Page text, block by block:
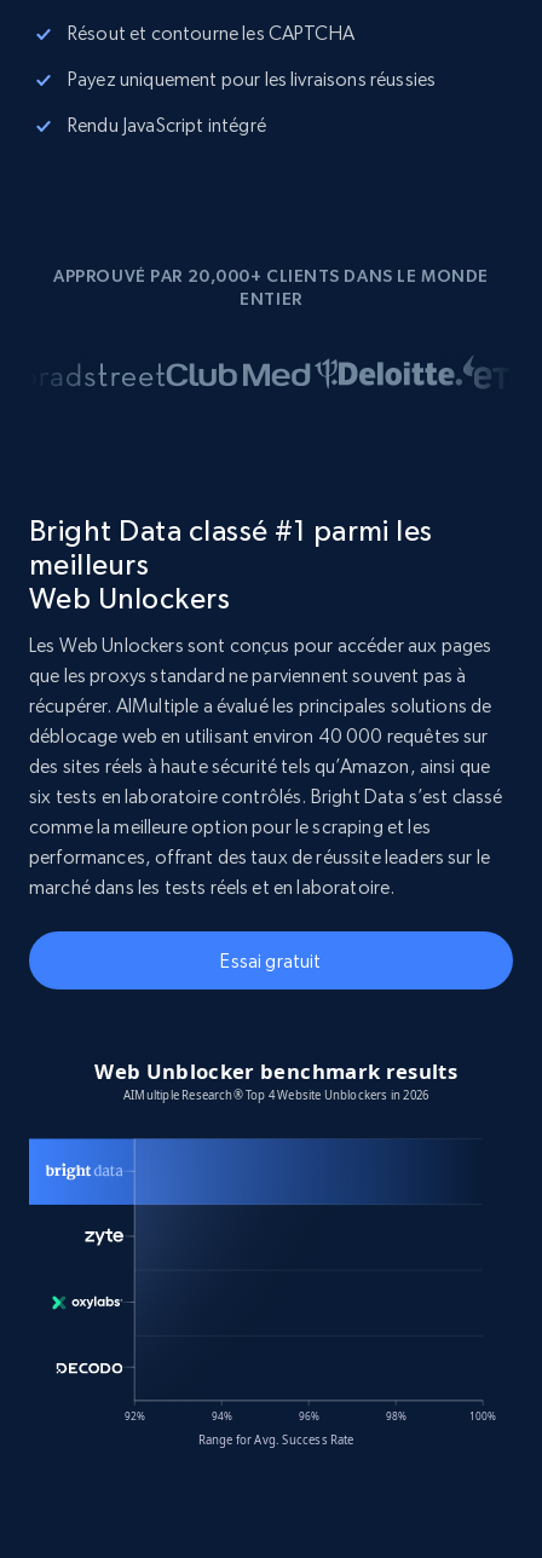
Résout et contourne les CAPTCHA
Payez uniquement pour les livraisons réussies
Rendu JavaScript intégré
APPROUVÉ PAR 20,000+ CLIENTS DANS LE MONDE
ENTIER
Bright Data classé #1 parmi les
meilleurs
Web Unlockers
Les Web Unlockers sont conçus pour accéder aux pages
que les proxys standard ne parviennent souvent pas à
récupérer. AIMultiple a évalué les principales solutions de
déblocage web en utilisant environ 40 000 requêtes sur
des sites réels à haute sécurité tels qu’Amazon, ainsi que
six tests en laboratoire contrôlés. Bright Data s’est classé
comme la meilleure option pour le scraping et les
performances, offrant des taux de réussite leaders sur le
marché dans les tests réels et en laboratoire.
Essai gratuit